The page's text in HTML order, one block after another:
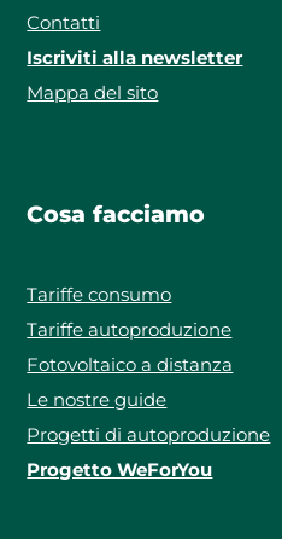
Contatti
Iscriviti alla newsletter
Mappa del sito
Cosa facciamo
Tariffe consumo
Tariffe autoproduzione
Fotovoltaico a distanza
Le nostre guide
Progetti di autoproduzione
Progetto WeForYou